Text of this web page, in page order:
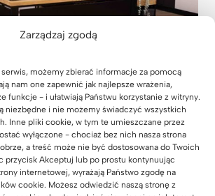
Zarządzaj zgodą
możemy zbierać informacje za pomocą
nam one zapewnić jak najlepsze wrażenia,
funkcje - i ułatwiają Państwu korzystanie z witryny.
niezbędne i nie możemy świadczyć wszystkich
Inne pliki cookie, w tym te umieszczane przez
wyłączone - chociaż bez nich nasza strona
a treść może nie być dostosowana do Twoich
przycisk Akceptuj lub po prostu kontynuując
internetowej, wyrażają Państwo zgodę na
cookie. Możesz odwiedzić naszą stronę z